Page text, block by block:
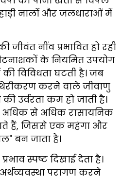
नालों और जलधाराओं में
जीवंत नींव प्रभावित हो रही
के नियमित उपयोग
विविधता घटती है। जब
करने वाले जीवाणु
की उर्वरता कम हो जाती है।
अधिक से अधिक रासायनिक
हैं, जिससे एक महंगा और
बन जाता है।
स्पष्ट दिखाई देता है।
परागण करने